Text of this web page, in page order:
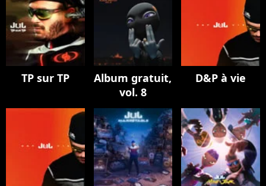
TP sur TP
Album gratuit,
vol. 8
D&P à vie